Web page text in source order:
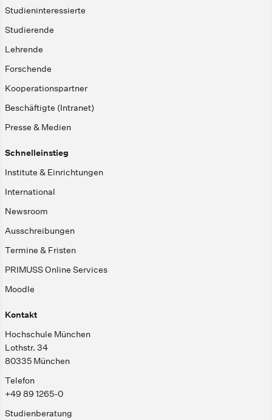
Studieninteressierte
Studierende
Lehrende
Forschende
Kooperationspartner
Beschäftigte (Intranet)
Presse & Medien
Schnelleinstieg
Institute & Einrichtungen
International
Newsroom
Ausschreibungen
Termine & Fristen
PRIMUSS Online Services
Moodle
Kontakt
Hochschule München
Lothstr. 34
80335 München
Telefon
+49 89 1265-0
Studienberatung